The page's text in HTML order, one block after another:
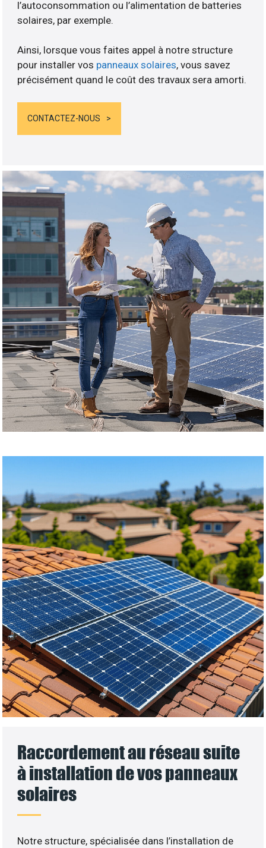
l’autoconsommation ou l’alimentation de batteries
solaires, par exemple.
Ainsi, lorsque vous faites appel à notre structure
pour installer vos panneaux solaires, vous savez
précisément quand le coût des travaux sera amorti.
CONTACTEZ-NOUS
Raccordement au réseau suite
à installation de vos panneaux
solaires
Notre structure, spécialisée dans l’installation de